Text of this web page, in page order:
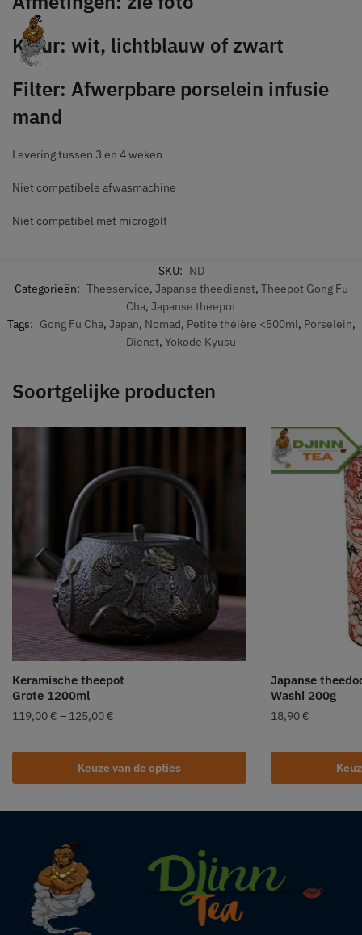
Kleur: wit, lichtblauw of zwart
Filter: Afwerpbare porselein infusie
mand
Levering tussen 3 en 4 weken
Niet compatibele afwasmachine
Niet compatibel met microgolf
SKU: ND
Categorieën: Theeservice, Japanse theedienst, Theepot Gong Fu
Cha, Japanse theepot
Tags: Gong Fu Cha, Japan, Nomad, Petite théière <500ml, Porselein,
Dienst, Yokode Kyusu
Soortgelijke producten
Keramische theepot
Grote 1200ml
119,00 € – 125,00 €
Keuze van de opties
Japanse
Washi 200g
18,90 €